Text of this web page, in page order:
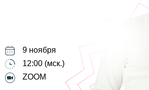
12:00 (мск.)
ZOOM
9 ноября